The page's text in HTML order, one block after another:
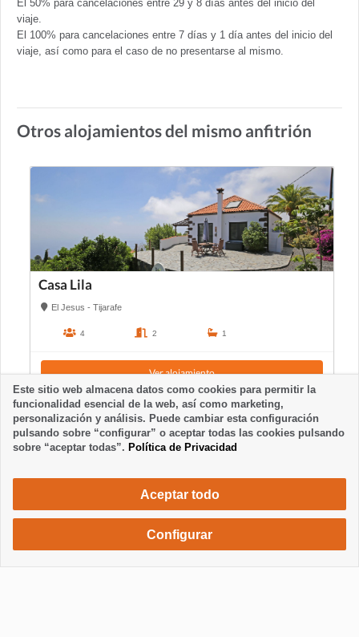
El 50% para cancelaciones entre 29 y 8 días antes del inicio del
viaje.
El 100% para cancelaciones entre 7 días y 1 día antes del inicio del
viaje, así como para el caso de no presentarse al mismo.
Otros alojamientos del mismo anfitrión
Casa Lila
El Jesus - Tijarafe
4 2 1
Ver alojamiento
1432 €/ semana
Este sitio web almacena datos como cookies para permitir la
funcionalidad esencial de la web, así como marketing,
personalización y análisis. Puede cambiar esta configuración
pulsando sobre “configurar” o aceptar todas las cookies pulsando
sobre “aceptar todas”. Política de Privacidad
Aceptar todo
Configurar